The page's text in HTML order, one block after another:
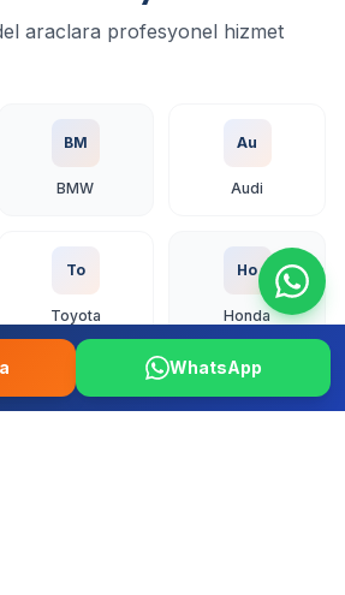
araclara profesyonel hizmet
BM
BMW
Au
Audi
To
Toyota
Ho
Honda
Re Fi
WhatsApp